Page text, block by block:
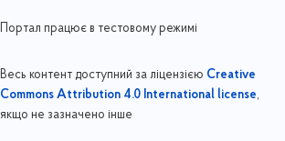
Портал працює в тестовому режимі
Весь контент доступний за ліцензією Creative
Commons Attribution 4.0 International license,
якщо не зазначено інше